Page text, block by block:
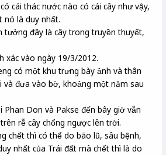
cái thác nước nào có cái cây như vậy,
nó là duy nhất.
tưởng đây là cây trong truyền thuyết,
xác vào ngày 19/3/2012.
có một khu trưng bày ảnh và thân
và đưa vào bờ, khoảng một năm sau
Phan Don và Pakse đến bây giờ vẫn
rễ cây chổng ngược lên trời.
chết thì có thể do bão lũ, sâu bệnh,
nhất của Trái đất mà chết thì là do